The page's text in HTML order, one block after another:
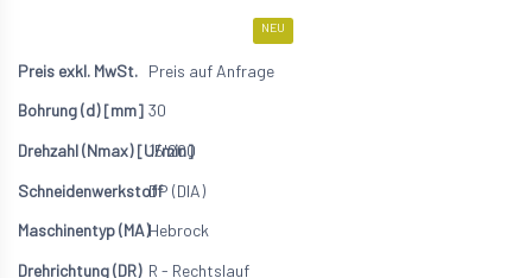
NEU
Preis auf Anfrage
30
15'200
DP (DIA)
Hebrock
R - Rechtslauf